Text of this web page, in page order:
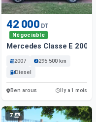
42 000 DT
Négociable
Mercedes Classe E 2007
2007
295 500 km
Diesel
Ben arous Il y a 1 mois
7